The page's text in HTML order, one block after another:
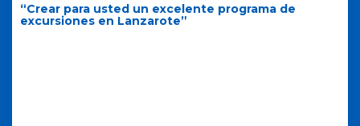
“Crear para usted un excelente programa de
excursiones en Lanzarote”